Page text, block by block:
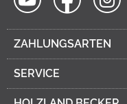
ZAHLUNGSARTEN
SERVICE